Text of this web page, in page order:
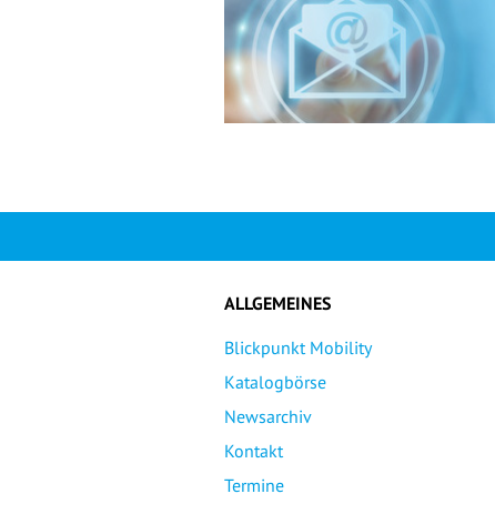
ALLGEMEINES
Blickpunkt Mobility
Katalogbörse
Newsarchiv
Kontakt
Termine